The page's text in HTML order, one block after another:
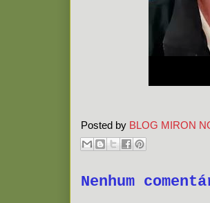
Posted by BLOG MIRON
Nenhum